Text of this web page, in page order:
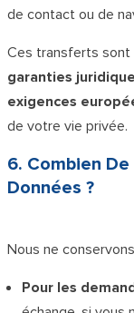
de contact ou de
Ces transferts sont
garanties
exigences
de votre vie privée.
6. Combien
Données ?
Nous ne
Pour les